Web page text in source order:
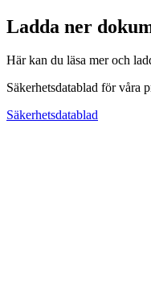
Ladda ner
Här kan du läsa mer och
Säkerhetsdatablad för våra
Säkerhetsdatablad